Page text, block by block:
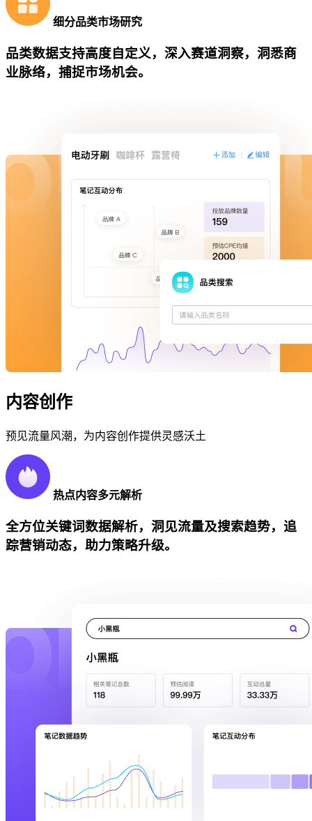
细分品类市场研究
品类数据支持高度自定义，深入赛道洞察，洞悉商
业脉络，捕捉市场机会。
内容创作
预见流量风潮，为内容创作提供灵感沃土
热点内容多元解析
全方位关键词数据解析，洞见流量及搜索趋势，追
踪营销动态，助力策略升级。